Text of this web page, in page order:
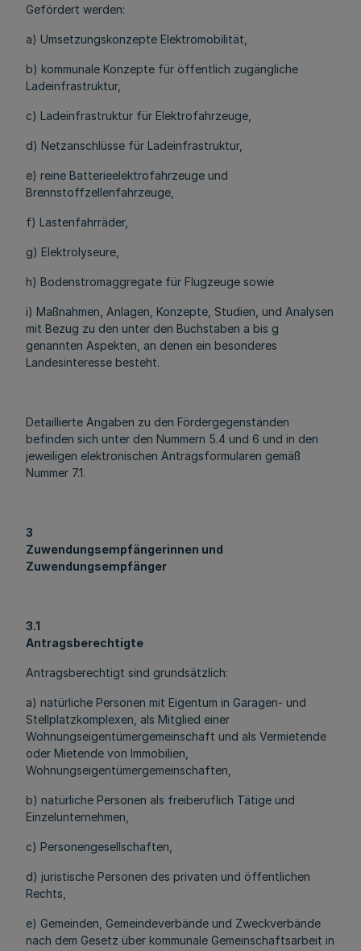
Gefördert werden:
a) Umsetzungskonzepte Elektromobilität,
b) kommunale Konzepte für öffentlich zugängliche
Ladeinfrastruktur,
c) Ladeinfrastruktur für Elektrofahrzeuge,
d) Netzanschlüsse für Ladeinfrastruktur,
e) reine Batterieelektrofahrzeuge und
Brennstoffzellenfahrzeuge,
f) Lastenfahrräder,
g) Elektrolyseure,
h) Bodenstromaggregate für Flugzeuge sowie
i) Maßnahmen, Anlagen, Konzepte, Studien, und Analysen
mit Bezug zu den unter den Buchstaben a bis g
genannten Aspekten, an denen ein besonderes
Landesinteresse besteht.
Detaillierte Angaben zu den Fördergegenständen
befinden sich unter den Nummern 5.4 und 6 und in den
jeweiligen elektronischen Antragsformularen gemäß
Nummer 7.1.
3
Zuwendungsempfängerinnen und
Zuwendungsempfänger
3.1
Antragsberechtigte
Antragsberechtigt sind grundsätzlich:
a) natürliche Personen mit Eigentum in Garagen- und
Stellplatzkomplexen, als Mitglied einer
Wohnungseigentümergemeinschaft und als Vermietende
oder Mietende von Immobilien,
Wohnungseigentümergemeinschaften,
b) natürliche Personen als freiberuflich Tätige und
Einzelunternehmen,
c) Personengesellschaften,
d) juristische Personen des privaten und öffentlichen
Rechts,
e) Gemeinden, Gemeindeverbände und Zweckverbände
nach dem Gesetz über kommunale Gemeinschaftsarbeit in